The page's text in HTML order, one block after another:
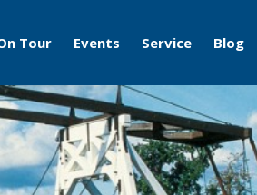
Tour Events Service Blog